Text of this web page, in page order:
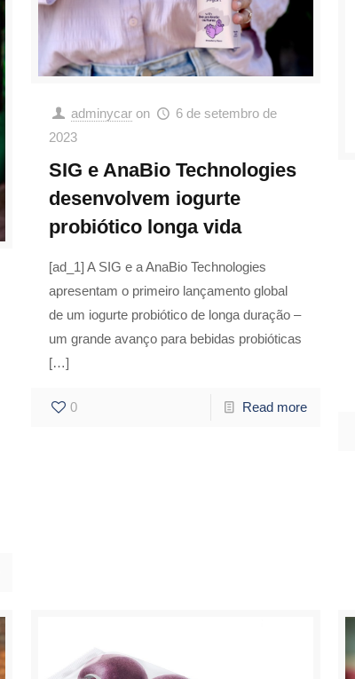
adminycar on
6 de setembro de
2023
SIG e AnaBio Technologies
desenvolvem iogurte
probiótico longa vida
[ad_1] A SIG e a AnaBio Technologies
apresentam o primeiro lançamento global
de um iogurte probiótico de longa duração –
um grande avanço para bebidas probióticas
[…]
0 Read more